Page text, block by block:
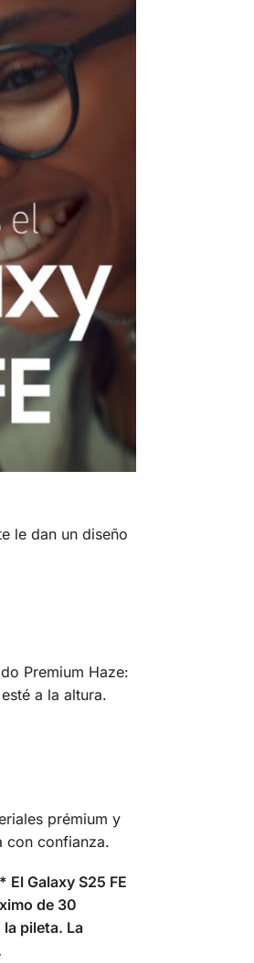
le dan un diseño
Premium Haze:
a la altura.
prémium y
con confianza.
Galaxy S25 FE
de 30
pileta. La